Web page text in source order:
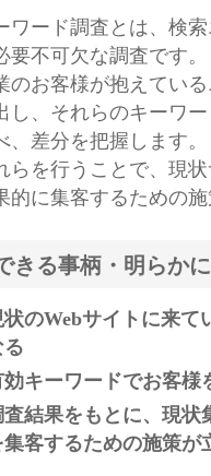
ワード調査とは、検
要不可欠な調査です。
のお客様が抱えてい
し、それらのキーワ
、差分を把握します。
らを行うことで、現
的に集客するための
きる事柄・明らか
状のWebサイトに来て
る
効キーワードでお客様
査結果をもとに、現状
集客するための施策が